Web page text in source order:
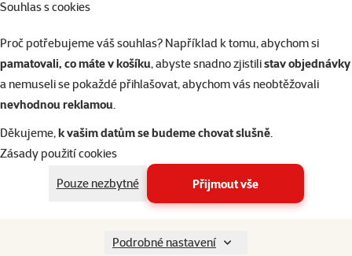
Souhlas s cookies
Proč potřebujeme váš souhlas? Například k tomu, abychom si
pamatovali, co máte v košíku, abyste snadno zjistilistav objednávky
a nemuseli se pokaždé přihlašovat, abychom vás neobtěžovali
nevhodnou reklamou.
Děkujeme,k vašim datům se budeme chovat slušně.
Zásady použití cookies
Pouze nezbytné
Přijmout vše
Podrobné nastavení
Doprava
zdarma
do košíku
Předfiltr Eheim pro
Aquaball/Powerhead
Hodnocení 100%, počet hodnocení: 1
Původní cena
Cena
180 Kč
Sleva
-49 %